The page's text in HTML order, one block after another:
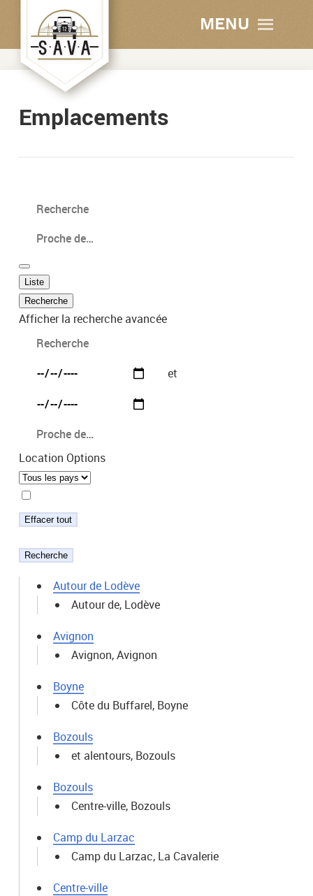
MENU
Emplacements
Liste
Type
d’affichage
recherche
Recherche
Afficher la recherche avancée
et
Location Options
Effacer tout
Recherche
Autour de Lodève
Autour de, Lodève
Avignon
Avignon, Avignon
Boyne
Côte du Buffarel, Boyne
Bozouls
et alentours, Bozouls
Bozouls
Centre-ville, Bozouls
Camp du Larzac
Camp du Larzac, La Cavalerie
Centre-ville